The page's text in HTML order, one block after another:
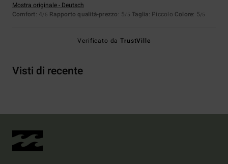
Mostra originale - Deutsch
Comfort: 4/5 Rapporto qualità-prezzo: 5/5 Taglia: Piccolo Colore: 5/5
Verificato daTrustVille
Visti di recente